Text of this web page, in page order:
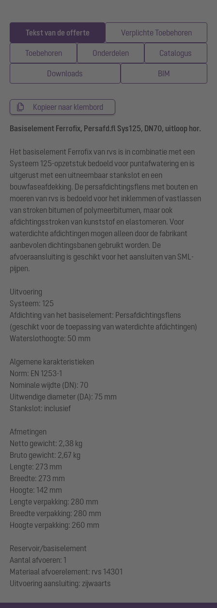
Tekst van de offerte Verplichte Toebehoren
Toebehoren Onderdelen Catalogus
Downloads BIM
Kopieer naar klembord
Basiselement Ferrofix, Persafd.fl Sys125, DN70, uitloop hor.
Het basiselement Ferrofix van rvs is in combinatie met een
Systeem 125-opzetstuk bedoeld voor puntafwatering en is
uitgerust met een uitneembaar stankslot en een
bouwfaseafdekking. De persafdichtingsflens met bouten en
moeren van rvs is bedoeld voor het inklemmen of vastlassen
van stroken bitumen of polymeerbitumen, maar ook
afdichtingsstroken van kunststof en elastomeren. Voor
waterdichte afdichtingen mogen alleen door de fabrikant
aanbevolen dichtingsbanen gebruikt worden. De
afvoeraansluiting is geschikt voor het aansluiten van SML-
pijpen.
Uitvoering
Systeem: 125
Afdichting van het basiselement: Persafdichtingsflens
(geschikt voor de toepassing van waterdichte afdichtingen)
Waterslothoogte: 50 mm
Algemene karakteristieken
Norm: EN 1253-1
Nominale wijdte (DN): 70
Uitwendige diameter (DA): 75 mm
Stankslot: inclusief
Afmetingen
Netto gewicht: 2,38 kg
Bruto gewicht: 2,67 kg
Lengte: 273 mm
Breedte: 273 mm
Hoogte: 142 mm
Lengte verpakking: 280 mm
Breedte verpakking: 280 mm
Hoogte verpakking: 260 mm
Reservoir/basiselement
Aantal afvoeren: 1
Materiaal afvoerelement: rvs 14301